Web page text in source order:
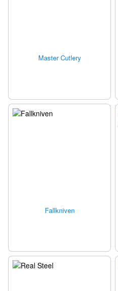
Master Cutlery
Fallkniven